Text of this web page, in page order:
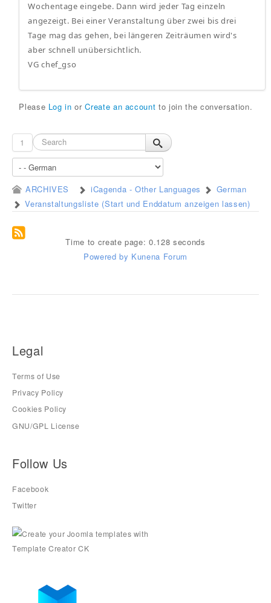
Wochentage eingebe. Dann wird jeder Tag einzeln
angezeigt. Bei einer Veranstaltung über zwei bis drei
Tage mag das gehen, bei längeren Zeiträumen wird's
aber schnell unübersichtlich.
VG chef_gso
Please Log in orCreate an account to join the conversation.
1
ARCHIVES iCagenda - Other Languages
German
Veranstaltungsliste (Start und Enddatum anzeigen lassen)
Time to create page: 0.128 seconds
Powered by Kunena Forum
Legal
Terms of Use
Privacy Policy
Cookies Policy
GNU/GPL License
Follow Us
Facebook
Twitter